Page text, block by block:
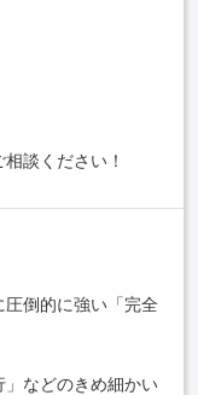
談ください！
圧倒的に強い「完全
」などのきめ細かい